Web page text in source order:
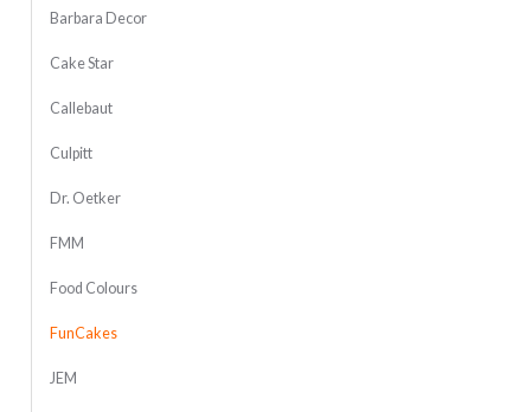
Barbara Decor
Cake Star
Callebaut
Culpitt
Dr. Oetker
FMM
Food Colours
FunCakes
JEM